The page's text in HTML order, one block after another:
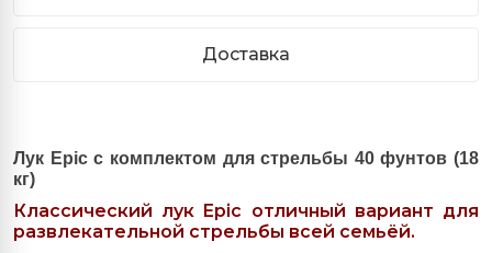
Доставка
Лук Epic с комплектом для стрельбы 40 фунтов (18
кг)
Классический лук Epic отличный вариант для
развлекательной стрельбы всей семьёй.